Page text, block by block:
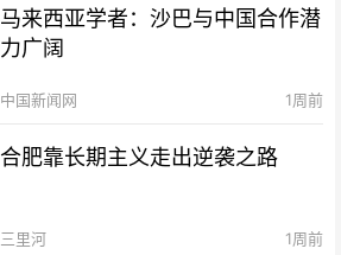
马来西亚学者：沙巴与中国合作潜
力广阔
中国新闻网 1周前
合肥靠长期主义走出逆袭之路
三里河 1周前